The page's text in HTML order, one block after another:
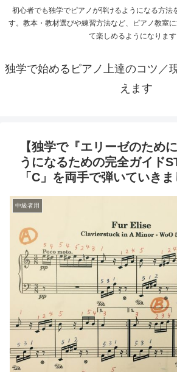
初心者でも独学でピアノが弾けるようになる方法
す。教本・教材選びや練習方法など、ピアノ教室
て楽しめるようになります
独学で始めるピアノ上達のコツ／
えます
【独学で『エリーゼのため
うになるための完全ガイド
「C」を両手で弾いていき
中級者用